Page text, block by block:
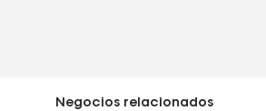
Negocios relacionados